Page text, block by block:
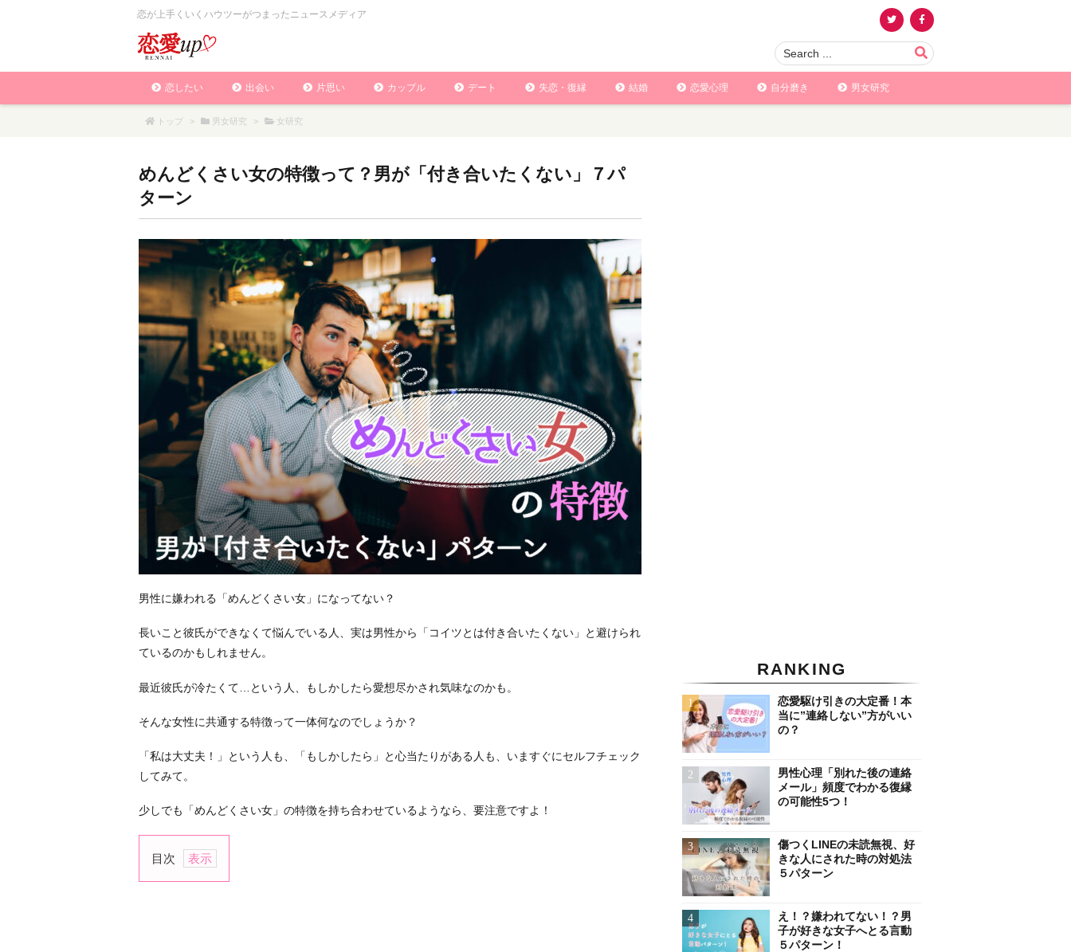
恋が上手くいくハウツーがつまったニュースメディア
恋したい 出会い 片思い カップル デート 失恋・復縁 結婚 恋愛心理 自分磨き 男女研究
トップ > 男女研究 > 女研究
めんどくさい女の特徴って？男が「付き合いたくない」７パ
ターン
男性に嫌われる「めんどくさい女」になってない？
長いこと彼氏ができなくて悩んでいる人、実は男性から「コイツとは付き合いたくない」と避けられ
ているのかもしれません。
最近彼氏が冷たくて…という人、もしかしたら愛想尽かされ気味なのかも。
そんな女性に共通する特徴って一体何なのでしょうか？
「私は大丈夫！」という人も、「もしかしたら」と心当たりがある人も、いますぐにセルフチェック
してみて。
少しでも「めんどくさい女」の特徴を持ち合わせているようなら、要注意ですよ！
目次
1.
RANKING
恋愛駆け引きの大定番！本
当に”連絡しない”方がいい
の？
男性心理「別れた後の連絡
メール」頻度でわかる復縁
の可能性5つ！
傷つくLINEの未読無視、好
きな人にされた時の対処法
５パターン
え！？嫌われてない！？男
子が好きな女子へとる言動
５パターン！